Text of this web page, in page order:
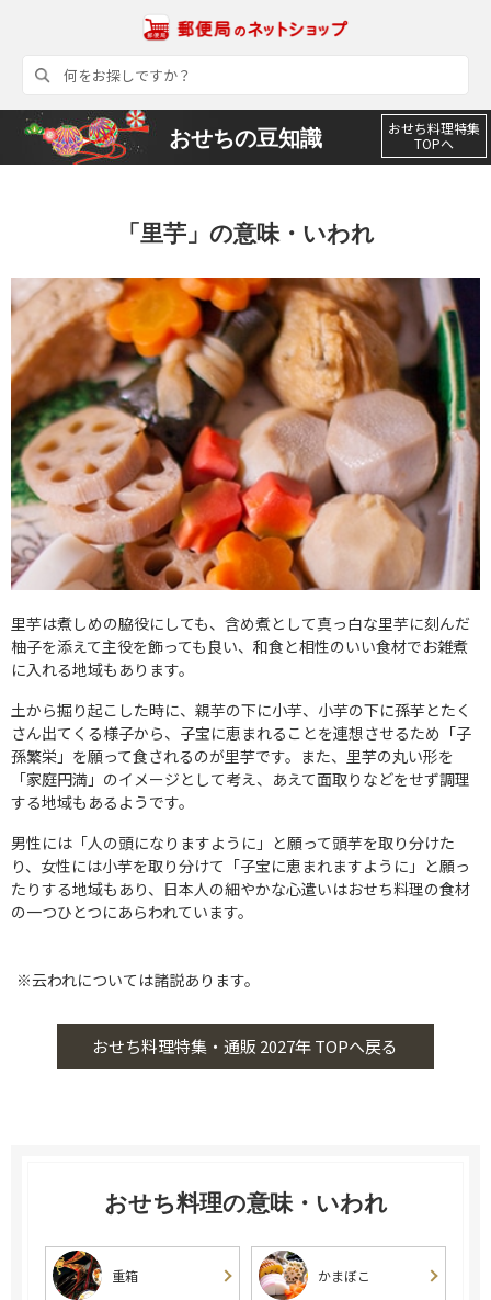
おせちの豆知識
おせち料理特集
TOPへ
「里芋」の意味・いわれ
里芋は煮しめの脇役にしても、含め煮として真っ白な里芋に刻んだ
柚子を添えて主役を飾っても良い、和食と相性のいい食材でお雑煮
に入れる地域もあります。
土から掘り起こした時に、親芋の下に小芋、小芋の下に孫芋とたく
さん出てくる様子から、子宝に恵まれることを連想させるため「子
孫繁栄」を願って食されるのが里芋です。また、里芋の丸い形を
「家庭円満」のイメージとして考え、あえて面取りなどをせず調理
する地域もあるようです。
男性には「人の頭になりますように」と願って頭芋を取り分けた
り、女性には小芋を取り分けて「子宝に恵まれますように」と願っ
たりする地域もあり、日本人の細やかな心遣いはおせち料理の食材
の一つひとつにあらわれています。
※云われについては諸説あります。
おせち料理特集・通販 2027年 TOPへ戻る
おせち料理の意味・いわれ
重箱 かまぼこ